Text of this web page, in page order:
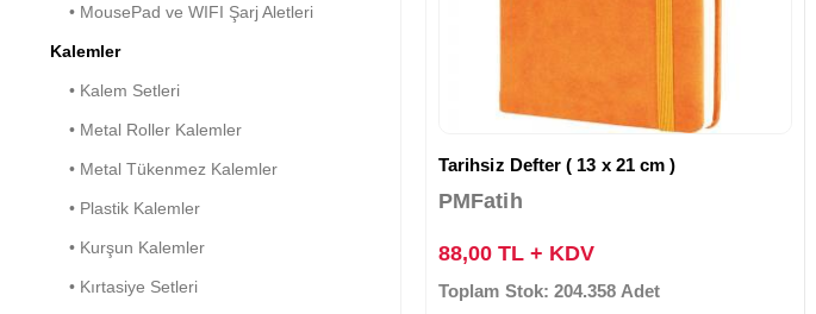
• MousePad ve WIFI Şarj Aletleri
Kalemler
• Kalem Setleri
• Metal Roller Kalemler
• Metal Tükenmez Kalemler
• Plastik Kalemler
• Kurşun Kalemler
• Kırtasiye Setleri
Tarihsiz Defter ( 13 x 21 cm )
PMFatih
88,00 TL + KDV
Toplam Stok: 204.358 Adet